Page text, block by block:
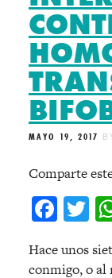
MAYO 19, 2017
Comparte
Hace unos
conmigo, o al